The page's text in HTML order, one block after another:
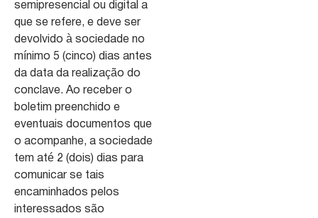
semipresencial ou digital a
que se refere, e deve ser
devolvido à sociedade no
mínimo 5 (cinco) dias antes
da data da realização do
conclave. Ao receber o
boletim preenchido e
eventuais documentos que
o acompanhe, a sociedade
tem até 2 (dois) dias para
comunicar se tais
encaminhados pelos
interessados são